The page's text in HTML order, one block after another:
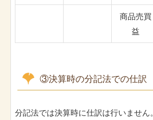
商品売買
益
③決算時の分記法での仕訳
分記法では決算時に仕訳は行いません。